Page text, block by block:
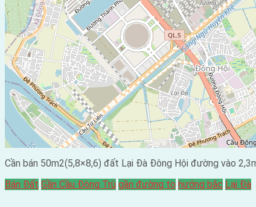
Cần bán 50m2(5,8×8,6) đất Lại Đà Đông Hội đường vào
Bán Đất Gần Cầu Đông Trù gần đường to hướng bắc Lại Đà